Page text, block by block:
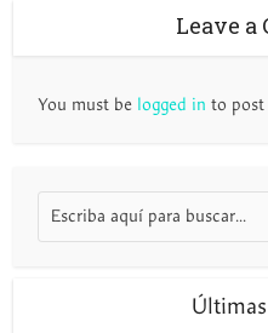
Leave a
You must be logged in to post